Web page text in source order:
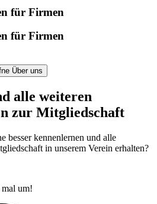
für Firmen
für Firmen
Über uns
alle weiteren
zur Mitgliedschaft
besser kennenlernen und alle
in unserem Verein erhalten?
um!